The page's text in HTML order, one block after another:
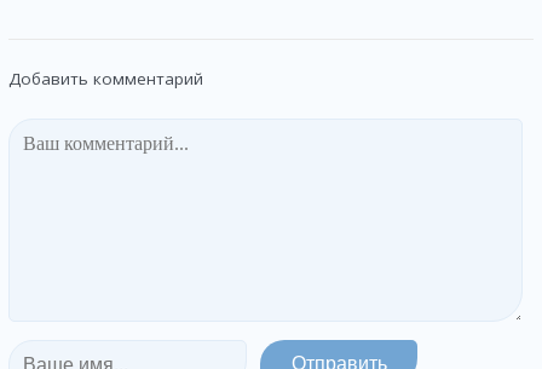
Добавить комментарий